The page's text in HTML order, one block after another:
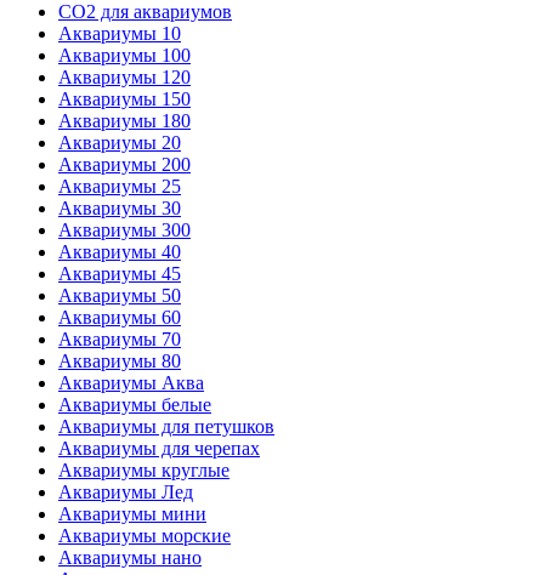
CO2 для аквариумов
Аквариумы 10
Аквариумы 100
Аквариумы 120
Аквариумы 150
Аквариумы 180
Аквариумы 20
Аквариумы 200
Аквариумы 25
Аквариумы 30
Аквариумы 300
Аквариумы 40
Аквариумы 45
Аквариумы 50
Аквариумы 60
Аквариумы 70
Аквариумы 80
Аквариумы Аква
Аквариумы белые
Аквариумы для петушков
Аквариумы для черепах
Аквариумы круглые
Аквариумы Лед
Аквариумы мини
Аквариумы морские
Аквариумы нано